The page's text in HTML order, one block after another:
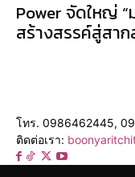
Power จัดใหญ่
สร้างสรรค์สู่สาก
โทร. 0986462445,
ติดต่อเรา: